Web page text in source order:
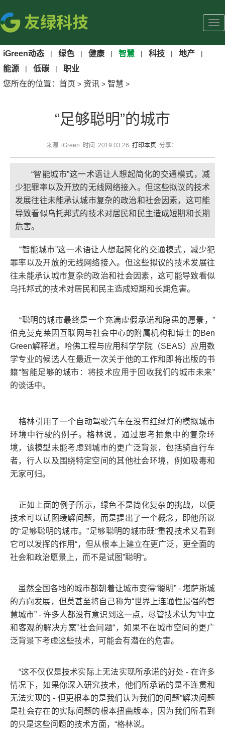
iGreen动态 | 绿色 | 健康 | 智慧 | 科技 | 地产 |
能源 | 低碳 |
职业
您所在的位置： 首页 > 资讯 > 智慧 >
“足够聪明”的城市
来源: iGreen 时间: 2019.03.26 打印本页分享：
“智能城市”这一术语让人想起简化的交通模式，减
少犯罪率以及开放的无线网络接入。但这些拟议的技术
发展往往未能承认城市复杂的政治和社会因素，这可能
导致看似乌托邦式的技术对居民和民主造成短期和长期
危害。
“智能城市”这一术语让人想起简化的交通模式，减少犯
罪率以及开放的无线网络接入。但这些拟议的技术发展往
往未能承认城市复杂的政治和社会因素，这可能导致看似
乌托邦式的技术对居民和民主造成短期和长期危害。
“聪明的城市最终是一个充满虚假承诺和隐患的愿景，”
伯克曼克莱因互联网与社会中心的附属机构和博士的Ben
Green解释道。哈佛工程与应用科学学院（SEAS）应用数
学专业的候选人在最近一次关于他的工作和即将出版的书
籍“智能足够的城市：将技术应用于回收我们的城市未来”
的谈话中。
格林引用了一个自动驾驶汽车在没有红绿灯的模拟城市
环境中行驶的例子。格林说，通过思考抽象中的复杂环
境，该模型未能考虑到城市的更广泛背景，包括骑自行车
者，行人以及围绕特定空间的其他社会环境，例如吸毒和
无家可归。
正如上面的例子所示，绿色不是简化复杂的挑战，以便
技术可以试图缓解问题，而是提出了一个概念，即他所说
的“足够聪明的城市。”足够聪明的城市既“重视技术又看到
它可以发挥的作用“，但从根本上建立在更广泛，更全面的
社会和政治愿景上，而不是试图”聪明“。
虽然全国各地的城市都朝着让城市变得“聪明” - 堪萨斯城
的方向发展，但莫甚至将自己称为“世界上连通性最强的智
慧城市” - 许多人都没有意识到这一点，尽管技术认为“中立
和客观的解决方案”社会问题“，如果不在城市空间的更广
泛背景下考虑这些技术，可能会有潜在的危害。
“这不仅仅是技术实际上无法实现所承诺的好处 - 在许多
情况下，如果你深入研究技术，他们所承诺的是不连贯和
无法实现的 - 但更根本的是我们认为我们的问题”解决问题
是社会存在的实际问题的根本扭曲版本，因为我们所看到
的只是这些问题的技术方面，“格林说。